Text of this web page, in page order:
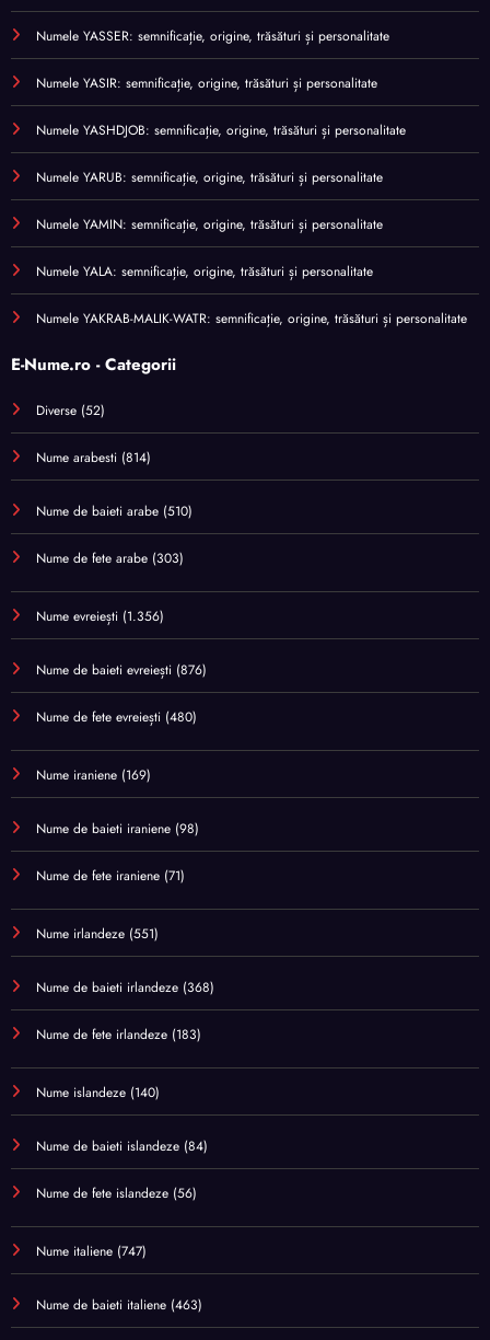
Numele YASSER: semnificație, origine, trăsături și personalitate
Numele YASIR: semnificație, origine, trăsături și personalitate
Numele YASHDJOB: semnificație, origine, trăsături și personalitate
Numele YARUB: semnificație, origine, trăsături și personalitate
Numele YAMIN: semnificație, origine, trăsături și personalitate
Numele YALA: semnificație, origine, trăsături și personalitate
Numele YAKRAB-MALIK-WATR: semnificație, origine, trăsături și personalitate
E-Nume.ro - Categorii
Diverse (52)
Nume arabesti (814)
Nume de baieti arabe (510)
Nume de fete arabe (303)
Nume evreiești (1.356)
Nume de baieti evreiești (876)
Nume de fete evreiești (480)
Nume iraniene (169)
Nume de baieti iraniene (98)
Nume de fete iraniene (71)
Nume irlandeze (551)
Nume de baieti irlandeze (368)
Nume de fete irlandeze (183)
Nume islandeze (140)
Nume de baieti islandeze (84)
Nume de fete islandeze (56)
Nume italiene (747)
Nume de baieti italiene (463)